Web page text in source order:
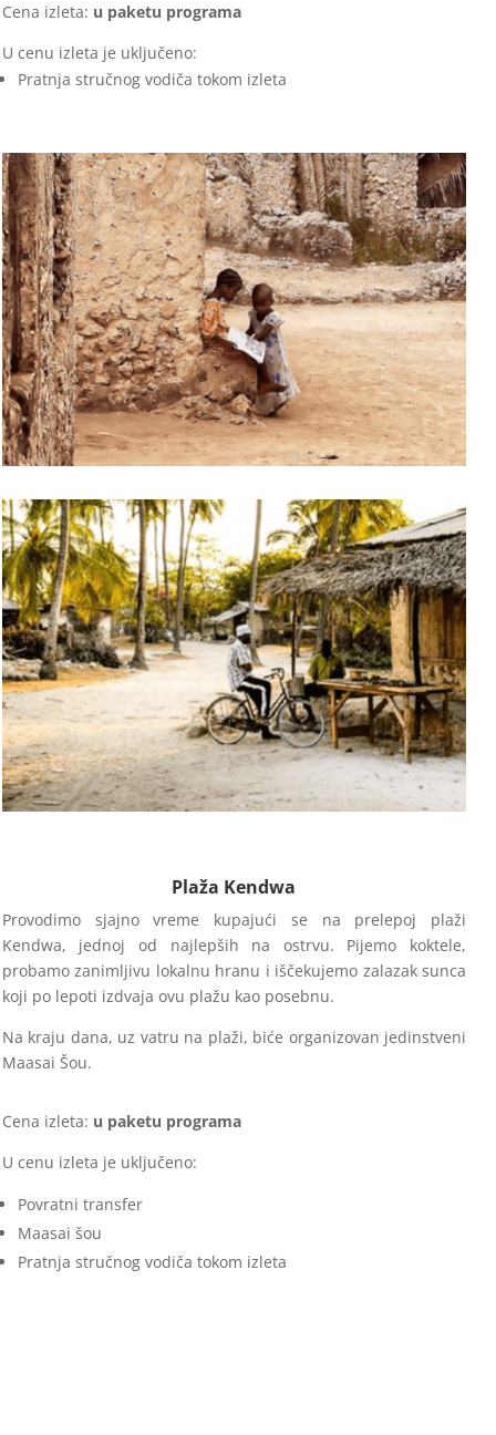
Cena izleta: u paketu programa
U cenu izleta je uključeno:
Pratnja stručnog vodiča tokom izleta
Plaža Kendwa
Provodimo sjajno vreme kupajući se na prelepoj plaži
Kendwa, jednoj od najlepših na ostrvu. Pijemo koktele,
probamo zanimljivu lokalnu hranu i iščekujemo zalazak sunca
koji po lepoti izdvaja ovu plažu kao posebnu.
Na kraju dana, uz vatru na plaži, biće organizovan jedinstveni
Maasai Šou.
Cena izleta: u paketu programa
U cenu izleta je uključeno:
Povratni transfer
Maasai šou
Pratnja stručnog vodiča tokom izleta